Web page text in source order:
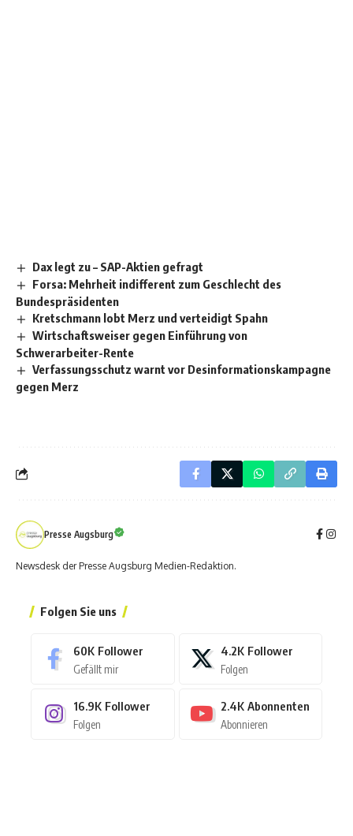
Dax legt zu – SAP-Aktien gefragt
Forsa: Mehrheit indifferent zum Geschlecht des
Bundespräsidenten
Kretschmann lobt Merz und verteidigt Spahn
Wirtschaftsweiser gegen Einführung von
Schwerarbeiter-Rente
Verfassungsschutz warnt vor Desinformationskampagne
gegen Merz
Presse Augsburg
Newsdesk der Presse Augsburg Medien-Redaktion.
Folgen Sie uns
60K Follower
Gefällt mir
4.2K Follower
Folgen
16.9K Follower
Folgen
2.4K Abonnenten
Abonnieren